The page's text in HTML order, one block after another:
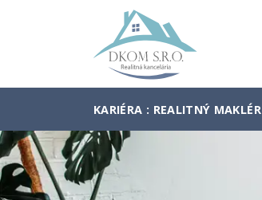
KARIÉRA : REALITNÝ MAKLÉR